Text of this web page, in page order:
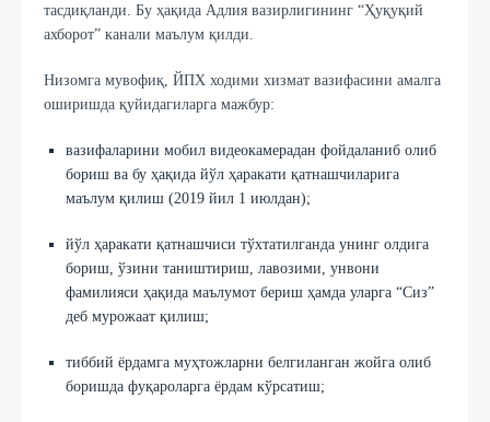
тасдиқланди. Бу ҳақида Адлия вазирлигининг “Ҳуқуқий
ахборот” канали маълум қилди.
Низомга мувофиқ, ЙПХ ходими хизмат вазифасини амалга
оширишда қуйидагиларга мажбур:
вазифаларини мобил видеокамерадан фойдаланиб олиб
бориш ва бу ҳақида йўл ҳаракати қатнашчиларига
маълум қилиш (2019 йил 1 июлдан);
йўл ҳаракати қатнашчиси тўхтатилганда унинг олдига
бориш, ўзини таништириш, лавозими, унвони
фамилияси ҳақида маълумот бериш ҳамда уларга “Сиз”
деб мурожаат қилиш;
тиббий ёрдамга муҳтожларни белгиланган жойга олиб
боришда фуқароларга ёрдам кўрсатиш;